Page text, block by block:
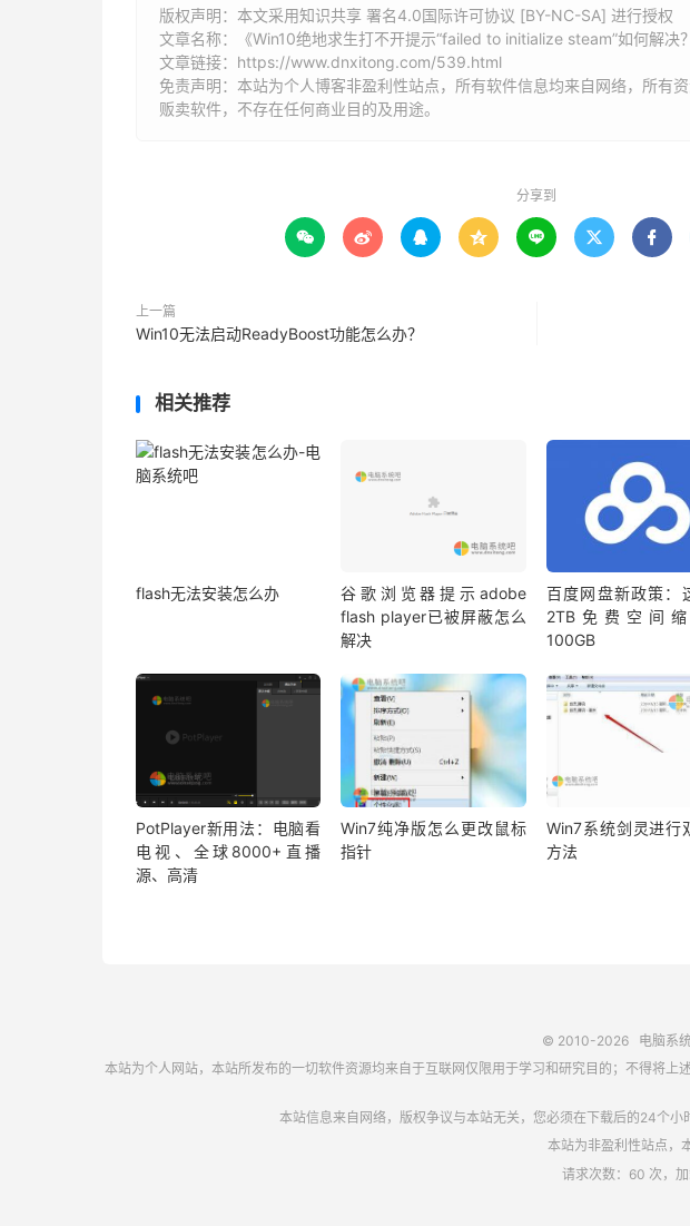
版权声明：本文采用知识共享 署名4.0国际许可协议 [BY-NC-SA] 进行授权
文章名称：《Win10绝地求生打不开提示“failed to initialize steam”如何解决
文章链接： https://www.dnxitong.com/539.html
免责声明：本站为个人博客非盈利性站点，所有软件信息均来自网络，所有
贩卖软件，不存在任何商业目的及用途。
分享到
      
上一篇
Win10无法启动ReadyBoost功能怎么办？
相关推荐
flash无法安装怎么办
谷歌浏览器提示adobe
flash player已被屏蔽怎么
解决
百度网盘新政策：
2TB免费空间缩
100GB
PotPlayer新用法：电脑看
电视、全球8000+直播
源、高清
Win7纯净版怎么更改鼠标
指针
Win7系统剑灵进行
方法
© 2010-2026 电脑系
本站为个人网站，本站所发布的一切软件资源均来自于互联网仅限用于学习和研究目的；不得将
本站信息来自网络，版权争议与本站无关，您必须在下载后的24个
本站为非盈利性站点，
请求次数：60 次，